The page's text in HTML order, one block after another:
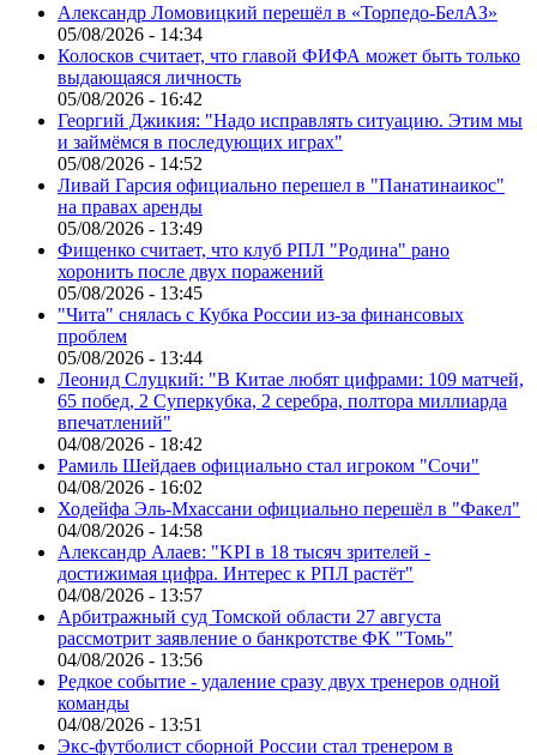
Александр Ломовицкий перешёл в «Торпедо-БелАЗ»
05/08/2026 - 14:34
Колосков считает, что главой ФИФА может быть только
выдающаяся личность
05/08/2026 - 16:42
Георгий Джикия: "Надо исправлять ситуацию. Этим мы
и займёмся в последующих играх"
05/08/2026 - 14:52
Ливай Гарсия официально перешел в "Панатинаикос"
на правах аренды
05/08/2026 - 13:49
Фищенко считает, что клуб РПЛ "Родина" рано
хоронить после двух поражений
05/08/2026 - 13:45
"Чита" снялась с Кубка России из-за финансовых
проблем
05/08/2026 - 13:44
Леонид Слуцкий: "В Китае любят цифрами: 109 матчей,
65 побед, 2 Суперкубка, 2 серебра, полтора миллиарда
впечатлений"
04/08/2026 - 18:42
Рамиль Шейдаев официально стал игроком "Сочи"
04/08/2026 - 16:02
Ходейфа Эль-Мхассани официально перешёл в "Факел"
04/08/2026 - 14:58
Александр Алаев: "KPI в 18 тысяч зрителей -
достижимая цифра. Интерес к РПЛ растёт"
04/08/2026 - 13:57
Арбитражный суд Томской области 27 августа
рассмотрит заявление о банкротстве ФК "Томь"
04/08/2026 - 13:56
Редкое событие - удаление сразу двух тренеров одной
команды
04/08/2026 - 13:51
Экс-футболист сборной России стал тренером в